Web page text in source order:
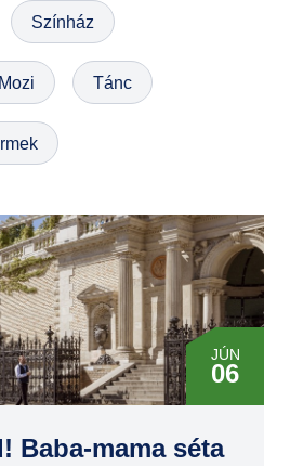
Színház
Mozi Tánc
JÚN
06
07
Baba-mama séta